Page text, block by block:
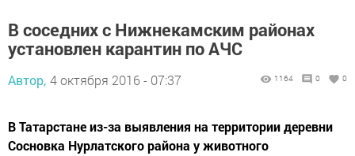
В соседних с Нижнекамским районах
установлен карантин по АЧС
Автор, 4 октября 2016 - 07:37 1164 0 0
В Татарстане из-за выявления на территории деревни
Сосновка Нурлатского района у животного